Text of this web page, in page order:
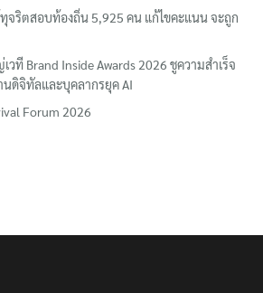
จริตสอบท้องถิ่น 5,925 คน แก้ไขคะแนน จะถูก
เวที Brand Inside Awards 2026 ชูความสำเร็จ
ดิจิทัลและบุคลากรยุค AI
Forum 2026